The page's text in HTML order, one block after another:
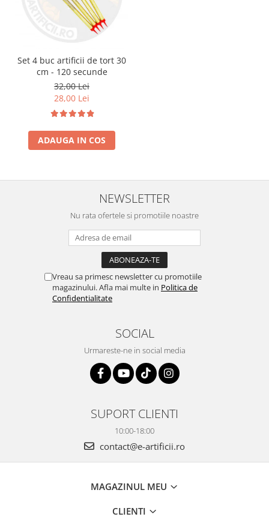
Set 4 buc artificii de tort 30
cm - 120 secunde
32,00 Lei
28,00 Lei
ADAUGA IN COS
NEWSLETTER
Nu rata ofertele si promotiile noastre
Vreau sa primesc newsletter cu promotiile
magazinului. Afla mai multe in Politica de
Confidentialitate
SOCIAL
Urmareste-ne in social media
SUPORT CLIENTI
10:00-18:00
contact@e-artificii.ro
MAGAZINUL MEU
CLIENTI